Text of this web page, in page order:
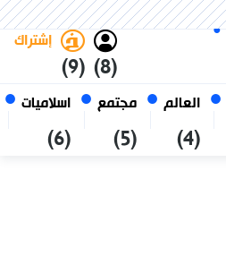
العالم
(4)
مجتمع
(5)
اسلاميات
(6)
(8)
إشتراك
(9)
الجزائر